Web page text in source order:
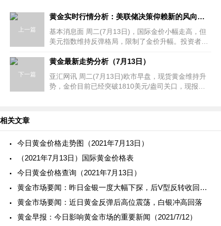
上一篇
黄金实时行情分析：美联储决策仰赖新的风向标 国际金价升势受限于美元反弹
基本消息面 周二(7月13日)，国际金价小幅走高，但
美元指数维持反弹格局，限制了金价升幅。投资者关
策的节奏表提供更多信息。
下一篇
黄金最新走势分析（7月13日）
亚汇网讯 周二(7月13日)欧市早盘，现货黄金维持升
势，金价目前已经突破1810美元/盎司关口，现报
相关文章
今日黄金价格走势图（2021年7月13日）
（2021年7月13日）国际黄金价格表
今日黄金价格查询（2021年7月13日）
黄金市场要闻：昨日金银一度大幅下探，后V型反转收回跌幅
黄金市场要闻：近日黄金反弹后高位震荡，白银冲高回落
黄金早报：今日影响黄金市场的重要新闻（2021/7/12）